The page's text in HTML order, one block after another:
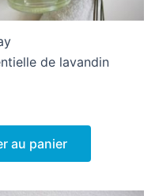
de lavandin
au panier